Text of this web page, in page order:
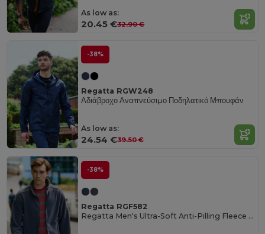
As low as:
20.45 €32.90 €
-38%
Regatta RGW248
Αδιάβροχο Αναπνεύσιμο Ποδηλατικό Μπουφάν
As low as:
24.54 €39.50 €
-38%
Regatta RGF582
Regatta Men's Ultra-Soft Anti-Pilling Fleece Jacket